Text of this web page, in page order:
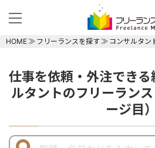
HOME フリーランスを探す コンサルタン
仕事を依頼・外注でき
ルタントのフリーラン
ージ目）